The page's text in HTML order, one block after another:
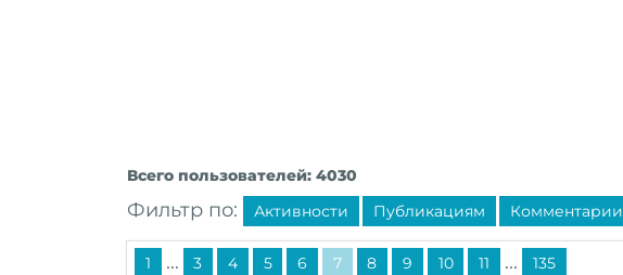
Всего пользователей: 4030
Фильтр по: Активности Публикациям Комментарии
1 ... 3 4 5 6 7 8 9 10 11 ... 135